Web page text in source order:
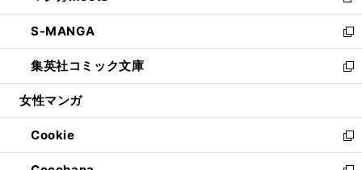
開
く
ウ
で
開
く
ン
ド
ウ
で
開
ウ
ィ
ン
ド
ウ
開
く
し
い
ウ
ィ
ン
ウ
で
開
S-MANGA
新
し
い
ウ
ン
ド
ウ
集英社コミック文庫
新
し
ウ
ィ
ン
女性マンガ
Cookie
新
し